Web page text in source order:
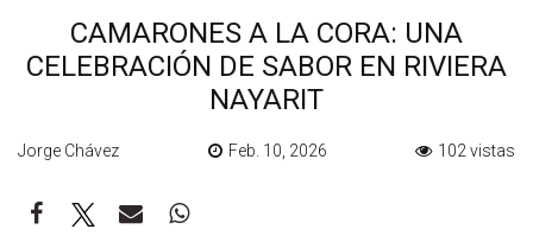
CAMARONES A LA CORA: UNA
CELEBRACIÓN DE SABOR EN RIVIERA
NAYARIT
Jorge Chávez Feb. 10, 2026 102 vistas